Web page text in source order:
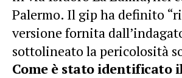
Palermo. Il gip ha definito
versione fornita
sottolineato la pericolosità
Come è stato identificato